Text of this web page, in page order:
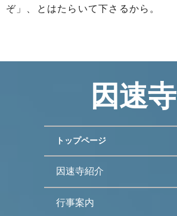
ぞ」、とはたらいて下さるから。
因速寺
トップページ
因速寺紹介
行事案内